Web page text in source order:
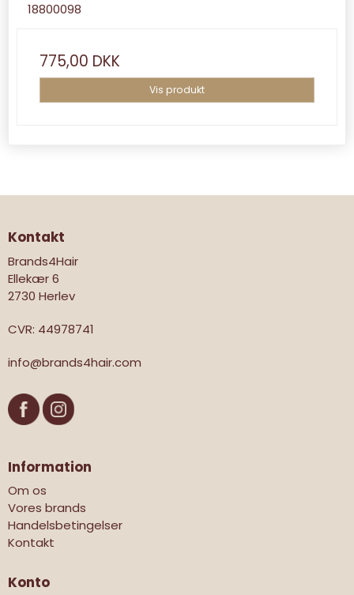
18800098
775,00 DKK
Vis produkt
Kontakt
Brands4Hair
Ellekær 6
2730 Herlev
CVR: 44978741
info@brands4hair.com
Information
Om os
Vores brands
Handelsbetingelser
Kontakt
Konto